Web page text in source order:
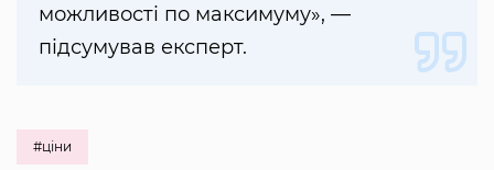
можливості по максимуму», —
підсумував експерт.
#ціни